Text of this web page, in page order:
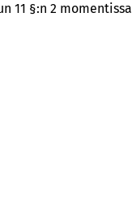
11 §:n 2 momentissa